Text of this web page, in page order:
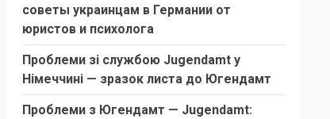
советы украинцам в Германии от
юристов и психолога
Проблеми зі службою Jugendamt у
Німеччині — зразок листа до Югендамт
Проблеми з Югендамт — Jugendamt: